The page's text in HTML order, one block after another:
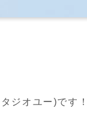
ジオユー)です！